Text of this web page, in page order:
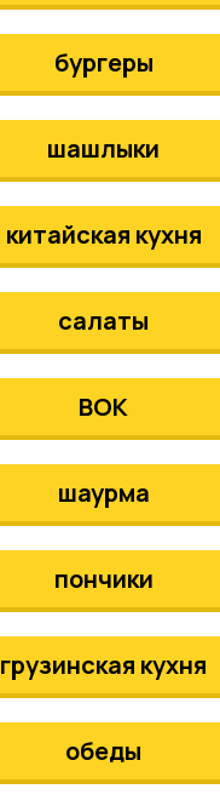
бургеры
шашлыки
китайская кухня
салаты
ВОК
шаурма
пончики
грузинская кухня
обеды